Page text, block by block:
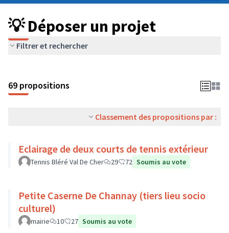
💡 Déposer un projet
Filtrer et rechercher
69 propositions
Classement des propositions par :
Eclairage de deux courts de tennis extérieur
Tennis Bléré Val De Cher 29 72 Soumis au vote
Petite Caserne De Channay (tiers lieu socio
culturel)
mairie 10 27 Soumis au vote